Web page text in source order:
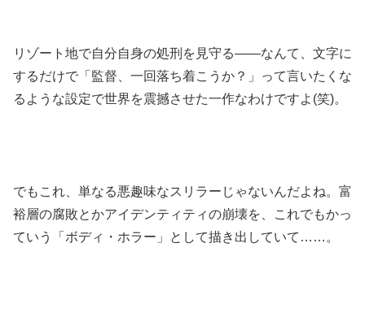
リゾート地で自分自身の処刑を見守る――なんて、文字に
するだけで「監督、一回落ち着こうか？」って言いたくな
るような設定で世界を震撼させた一作なわけですよ(笑)。
でもこれ、単なる悪趣味なスリラーじゃないんだよね。富
裕層の腐敗とかアイデンティティの崩壊を、これでもかっ
ていう「ボディ・ホラー」として描き出していて……。